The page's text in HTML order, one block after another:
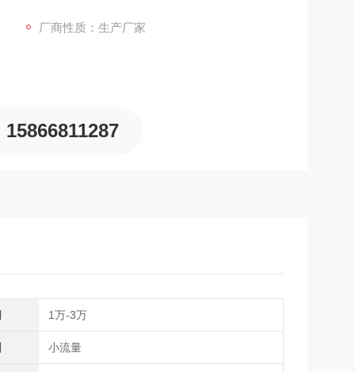
厂商性质：生产厂家
15866811287
1万-3万
小流量